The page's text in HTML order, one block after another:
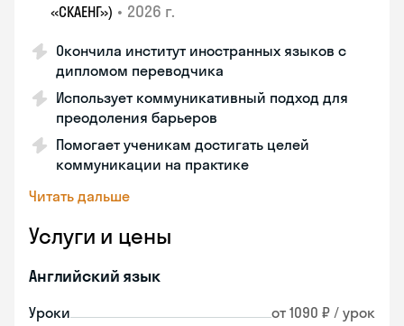
«СКАЕНГ») • 2026 г.
Окончила институт иностранных языков с
дипломом переводчика
Использует коммуникативный подход для
преодоления барьеров
Помогает ученикам достигать целей
коммуникации на практике
Читать дальше
Услуги и цены
Английский язык
Уроки от 1090 ₽ / урок